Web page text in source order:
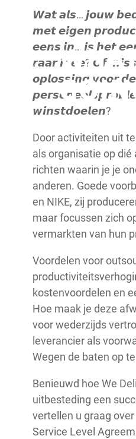
𝙒𝙖𝙩 𝙖𝙡𝙨… 𝙟𝙤𝙪𝙬
𝙢𝙚𝙩 𝙚𝙞𝙜𝙚𝙣
𝙚𝙚𝙣𝙨 𝙞𝙣… 𝙞𝙨 𝙝𝙚𝙩
𝙧𝙖𝙖𝙧 𝙞𝙙𝙚𝙚? 𝙊𝙛
𝙤𝙥𝙡𝙤𝙨𝙨𝙞𝙣𝙜 𝙫𝙤𝙤𝙧
𝙬𝙞𝙣𝙨𝙩𝙙𝙤𝙚𝙡𝙚𝙣?
Door activiteiten uit
als organisatie op
richten waarin je je
anderen. Goede
en NIKE, zij
maar focussen zich
vermarkten van hun
Voordelen voor
kostenvoordelen en
Hoe maak je deze
voor wederzijds
leverancier als
Wegen de baten op
Benieuwd hoe We
uitbesteding een
vertellen u graag
Service Level